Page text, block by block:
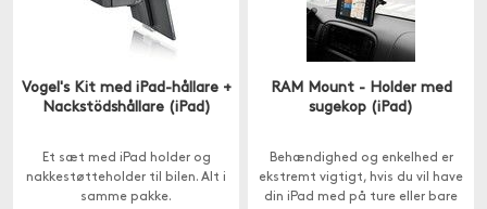
Vogel's Kit med iPad-hållare +
Nackstödshållare (iPad)
Et sæt med iPad holder og
nakkestøtteholder til bilen. Alt i
samme pakke.
RAM Mount - Holder med
sugekop (iPad)
Behændighed og enkelhed er
ekstremt vigtigt, hvis du vil have
din iPad med på ture eller bare